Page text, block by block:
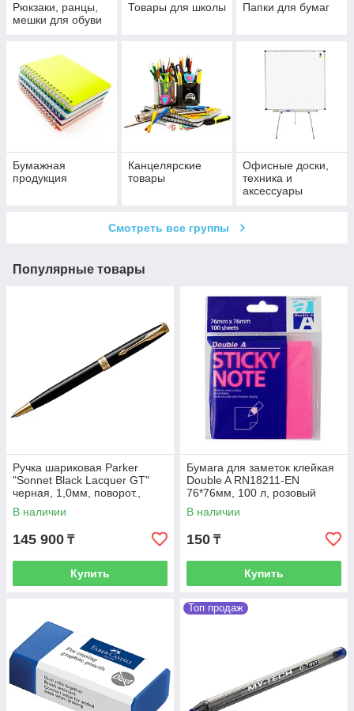
Рюкзаки, ранцы,
мешки для обуви
Товары для школы Папки для бумаг
Бумажная
продукция
Канцелярские
товары
Офисные доски,
техника и
аксессуары
Смотреть все группы
Популярные товары
Ручка шариковая Parker
"Sonnet Black Lacquer GT"
черная, 1,0мм, поворот.,
подар. уп.
В наличии
145 900 ₸
Купить
Бумага для заметок клейкая
Double A RN18211-EN
76*76мм, 100 л, розовый
неон
В наличии
150 ₸
Купить
Топ продаж